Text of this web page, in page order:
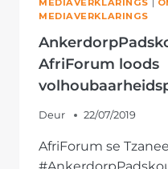
MEDIAVERKLARINGS
AfriForum loods
Deur 22/07/2019
AfriForum se